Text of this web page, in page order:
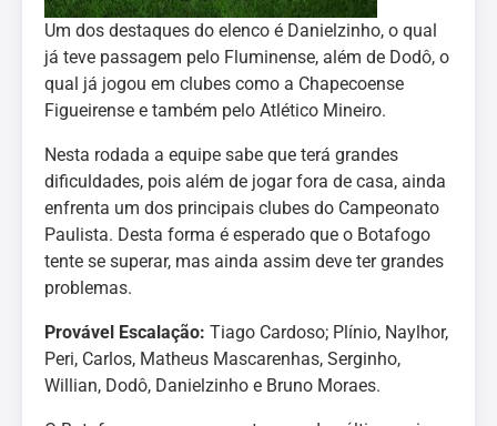
Um dos destaques do elenco é Danielzinho, o qual
já teve passagem pelo Fluminense, além de Dodô, o
qual já jogou em clubes como a Chapecoense
Figueirense e também pelo Atlético Mineiro.
Nesta rodada a equipe sabe que terá grandes
dificuldades, pois além de jogar fora de casa, ainda
enfrenta um dos principais clubes do Campeonato
Paulista. Desta forma é esperado que o Botafogo
tente se superar, mas ainda assim deve ter grandes
problemas.
Provável Escalação: Tiago Cardoso; Plínio, Naylhor,
Peri, Carlos, Matheus Mascarenhas, Serginho,
Willian, Dodô, Danielzinho e Bruno Moraes.